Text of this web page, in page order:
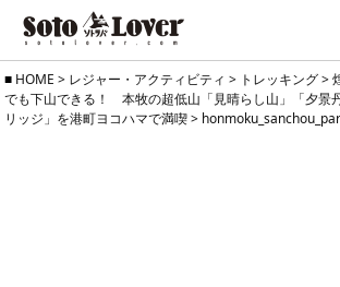
Skip
to
HOME > レジャー・アクティビティ > トレッキング>
でも下山できる！ 本牧の超低山「見晴らし山」「夕景
リッジ」を港町ヨコハマで満喫>